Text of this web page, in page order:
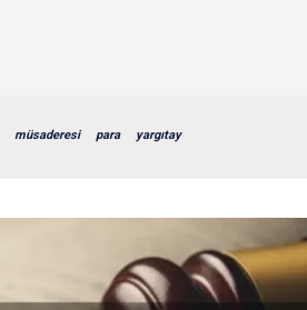
müsaderesi para yargıtay